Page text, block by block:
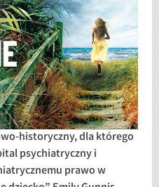
historyczny, dla którego
psychiatryczny i
prawo w